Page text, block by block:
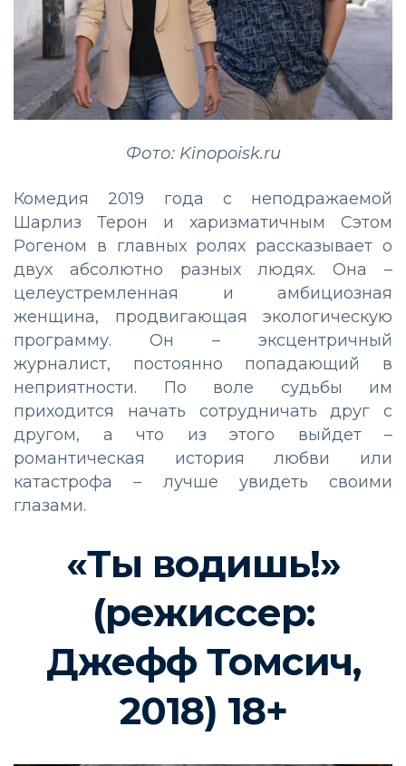
Фото: Kinopoisk.ru
Комедия 2019 года с неподражаемой
Шарлиз Терон и харизматичным Сэтом
Рогеном в главных ролях рассказывает о
двух абсолютно разных людях. Она –
целеустремленная и амбициозная
женщина, продвигающая экологическую
программу. Он – эксцентричный
журналист, постоянно попадающий в
неприятности. По воле судьбы им
приходится начать сотрудничать друг с
другом, а что из этого выйдет –
романтическая история любви или
катастрофа – лучше увидеть своими
глазами.
«Ты водишь!»
(режиссер:
Джефф Томсич,
2018) 18+